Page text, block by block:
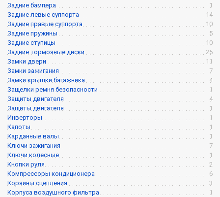
Задние бампера
1
Задние левые суппорта
14
Задние правые суппорта
10
Задние пружины
5
Задние ступицы
10
Задние тормозные диски
25
Замки двери
11
Замки зажигания
7
Замки крышки багажника
4
Защелки ремня безопасности
1
Защиты двигателя
4
Защиты двигателя
1
Инверторы
1
Капоты
1
Карданные валы
1
Ключи зажигания
7
Ключи колесные
1
Кнопки руля
2
Компрессоры кондиционера
6
Корзины сцепления
3
Корпуса воздушного фильтра
1